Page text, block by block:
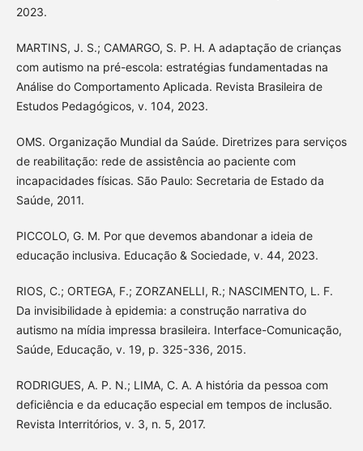
2023.
MARTINS, J. S.; CAMARGO, S. P. H. A adaptação de crianças
com autismo na pré-escola: estratégias fundamentadas na
Análise do Comportamento Aplicada. Revista Brasileira de
Estudos Pedagógicos, v. 104, 2023.
OMS. Organização Mundial da Saúde. Diretrizes para serviços
de reabilitação: rede de assistência ao paciente com
incapacidades físicas. São Paulo: Secretaria de Estado da
Saúde, 2011.
PICCOLO, G. M. Por que devemos abandonar a ideia de
educação inclusiva. Educação & Sociedade, v. 44, 2023.
RIOS, C.; ORTEGA, F.; ZORZANELLI, R.; NASCIMENTO, L. F.
Da invisibilidade à epidemia: a construção narrativa do
autismo na mídia impressa brasileira. Interface-Comunicação,
Saúde, Educação, v. 19, p. 325-336, 2015.
RODRIGUES, A. P. N.; LIMA, C. A. A história da pessoa com
deficiência e da educação especial em tempos de inclusão.
Revista Interritórios, v. 3, n. 5, 2017.